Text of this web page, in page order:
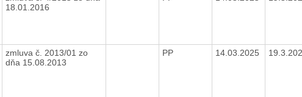
18.01.2016
zmluva č. 2013/01 zo
dňa 15.08.2013
PP 14.03.2025